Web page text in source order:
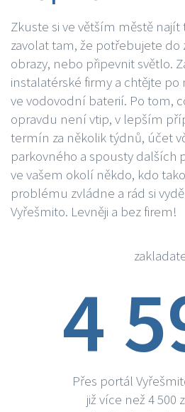
Zkuste si ve větším městě
zavolat tam, že potřebujete do
obrazy, nebo připevnit světlo.
instalatérské firmy a chtějte
ve vodovodní baterií. Po tom,
opravdu není vtip, v lepším
termín za několik týdnů, účet
parkovného a spousty dalších
ve vašem okolí někdo, kdo
problému zvládne a rád si
Vyřešmito. Levněji a bez firem!
4
Přes portál
již více než 4 500